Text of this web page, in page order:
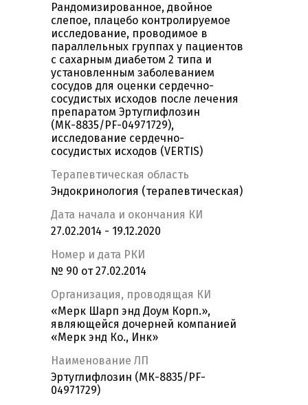
Рандомизированное, двойное
слепое, плацебо контролируемое
исследование, проводимое в
параллельных группах у пациентов
с сахарным диабетом 2 типа и
установленным заболеванием
сосудов для оценки сердечно-
сосудистых исходов после лечения
препаратом Эртуглифлозин
(МК-8835/PF-04971729),
исследование сердечно-
сосудистых исходов (VERTIS)
Терапевтическая область
Эндокринология (терапевтическая)
Дата начала и окончания КИ
27.02.2014 - 19.12.2020
Номер и дата РКИ
№ 90 от 27.02.2014
Организация, проводящая КИ
«Мерк Шарп энд Доум Корп.»,
являющейся дочерней компанией
«Мерк энд Ко., Инк»
Наименование ЛП
Эртуглифлозин (МК-8835/PF-
04971729)